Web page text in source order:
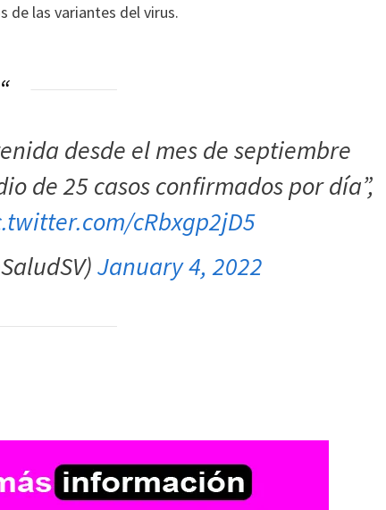
de las variantes del virus.
desde el mes de septiembre
de 25 casos confirmados por día”,
cRbxgp2jD5
January 4, 2022